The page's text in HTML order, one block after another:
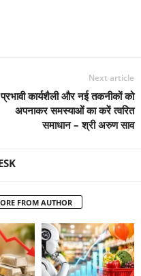
Next article
प्रभावी कार्यशैली और नई तकनीकों को
अपनाकर समस्याओं का करें त्वरित
समाधान – श्री अरुण साव
FROM AUTHOR